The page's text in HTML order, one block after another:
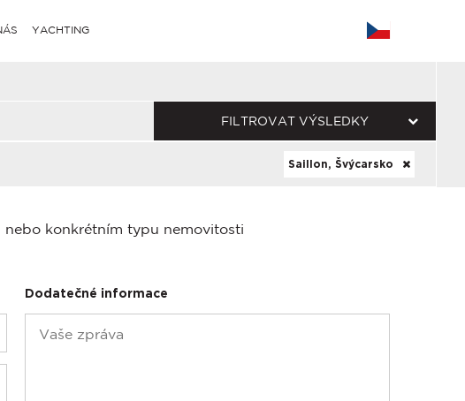
YACHTING
FILTROVAT VÝSLEDKY
Saillon, Švýcarsko
nebo konkrétním typu nemovitosti
Dodatečné informace